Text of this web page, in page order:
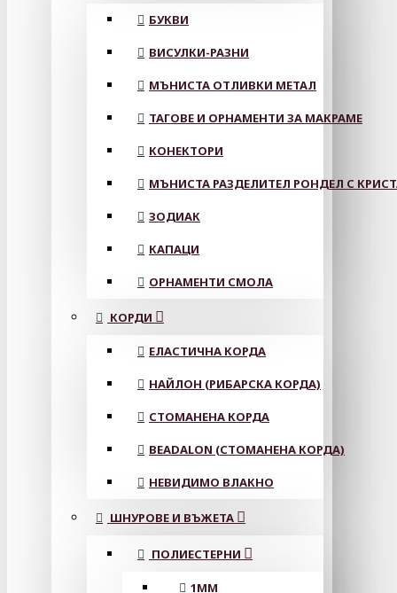
БУКВИ
ВИСУЛКИ-РАЗНИ
МЪНИСТА ОТЛИВКИ МЕТАЛ
ТАГОВЕ И ОРНАМЕНТИ ЗА МАКРАМЕ
КОНЕКТОРИ
МЪНИСТА РАЗДЕЛИТЕЛ РОНДЕЛ С
ЗОДИАК
КАПАЦИ
ОРНАМЕНТИ СМОЛА
КОРДИ
ЕЛАСТИЧНА КОРДА
НАЙЛОН (РИБАРСКА КОРДА)
СТОМАНЕНА КОРДА
BEADALON (СТОМАНЕНА КОРДА)
НЕВИДИМО ВЛАКНО
ШНУРОВЕ И ВЪЖЕТА
ПОЛИЕСТЕРНИ
1ММ